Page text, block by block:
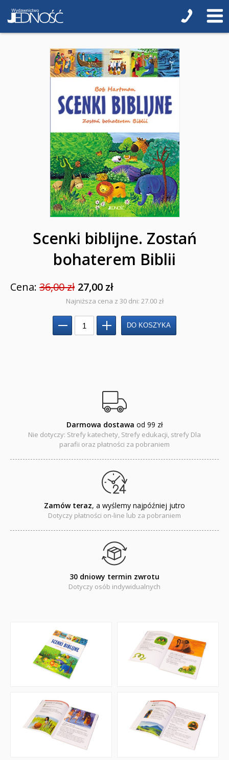
Biblie dla najmłodszych
Encyklopedie i leksykony
Ikonopisarstwo
Duchowość, literatura chrześcijańska
Modlitewniki
Pierwsza Komunia Święta
Biblie na I Komunię Świętą
Biblie na I Komunię Świętą z grawerem i torbą
Pamiątki pierwszokomunijne
Przygotowanie do I Komunii Świętej (katecheza
Obrazki
Pomoce duszpasterskie i homiletyczne
Pomoce katechetyczne
Jedność dla dzieci
QUIZY, ŁAMIGŁÓWKI TERAZ -35% TANIEJ
KAKADU - książki interaktywne z piórem
Adwent i Boże Narodzenie
Cecylka Knedelek
Dyplomy dla dzieci
Edukacja przyrodnicza - Życie bez granic
Emocje i wartości
Kreatywne zabawy
Scenki biblijne. Zostań
bohaterem Biblii
Cena: 36,00 zł 27,00 zł
Najniższa cena z 30 dni: 27.00 zł
Darmowa dostawa od 99 zł
Nie dotyczy: Strefy katechety, Strefy edukacji, strefy Dla
parafii oraz płatności za pobraniem
Zamów teraz, a wyślemy najpóźniej jutro
Dotyczy płatności on-line lub za pobraniem
30 dniowy termin zwrotu
Dotyczy osób indywidualnych